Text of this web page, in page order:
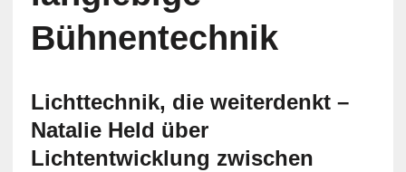
Bühnentechnik
Lichttechnik, die weiterdenkt –
Natalie Held über
Lichtentwicklung zwischen